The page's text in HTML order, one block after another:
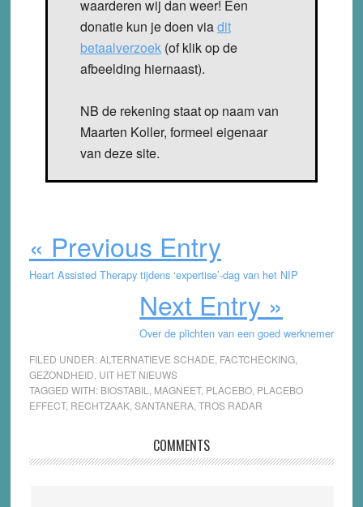
waarderen wij dan weer! Een
donatie kun je doen viadit
betaalverzoek(of klik op de
afbeelding hiernaast).
NB de rekening staat op naam van
Maarten Koller, formeel eigenaar
van deze site.
« Previous Entry
Heart Assisted Therapy tijdens ‘expertise’-dag van het NIP
Next Entry »
Over de plichten van een goed werknemer
FILED UNDER:ALTERNATIEVE SCHADE FACTCHECKING,
GEZONDHEID UIT HET NIEUWS
TAGGED WITH: BIOSTABIL MAGNEET, PLACEBO, PLACEBO
EFFECT, RECHTZAAK, SANTANERA, TROS RADAR
Interactions
COMMENTS